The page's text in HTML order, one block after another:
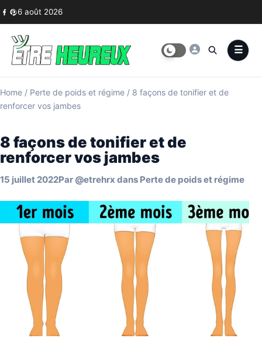
Skip to content
6 août 2026
Home / Perte de poids et régime / 8 façons de tonifier et de
renforcer vos jambes
8 façons de tonifier et de
renforcer vos jambes
15 juillet 2022Par @etrehrx dans Perte de poids et régime